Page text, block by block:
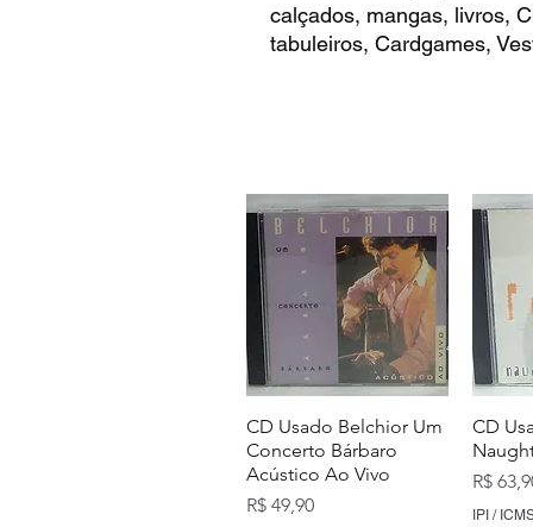
calçados, mangas, livros,
tabuleiros, Cardgames,
CD Usado Belchior Um
Concerto Bárbaro
Acústico Ao Vivo
Preço
R$ 49,90
CD
Preço
R$
IPI /